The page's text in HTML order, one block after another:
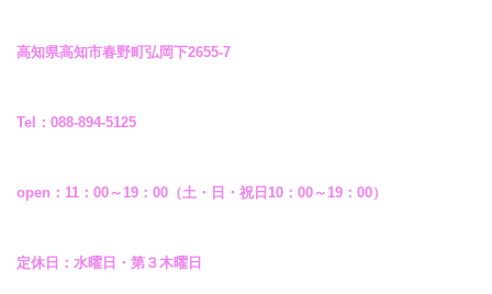
高知県高知市春野町弘岡下2655-7
Tel：088-894-5125
open：11：00～19：00（土・日・祝日10：00～19：00）
定休日：水曜日・第３木曜日